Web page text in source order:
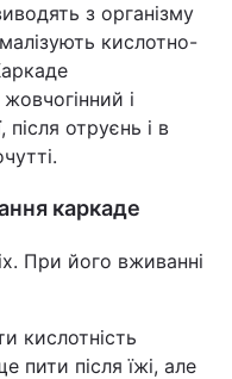
з організму
кислотно-
і
після отруєнь і в
каркаде
При його вживанні
кислотність
пити після їжі, але